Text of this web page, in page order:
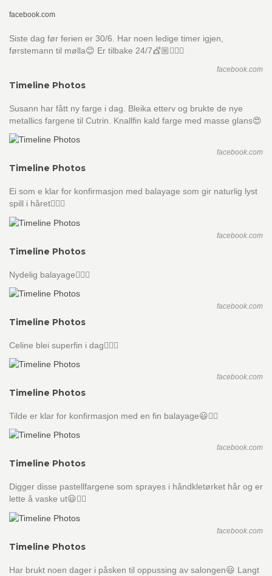
facebook.com
Siste dag før ferien er 30/6. Har noen ledige timer igjen,
førstemann til mølla😊 Er tilbake 24/7💇🏼💇🏼‍♂️
facebook.com
Timeline Photos
Susann har fått ny farge i dag. Bleika etterv og brukte de nye
metallics fargene til Cutrin. Knallfin kald farge med masse glans😍
facebook.com
Timeline Photos
Ei som e klar for konfirmasjon med balayage som gir naturlig lyst
spill i håret👌🏼😃
facebook.com
Timeline Photos
Nydelig balayage👌🏼😃
facebook.com
Timeline Photos
Celine blei superfin i dag👌🏼😃
facebook.com
Timeline Photos
Tilde er klar for konfirmasjon med en fin balayage😃👌🏼
facebook.com
Timeline Photos
Digger disse pastellfargene som sprayes i håndkletørket hår og er
lette å vaske ut😃👍🏼
facebook.com
Timeline Photos
Har brukt noen dager i påsken til oppussing av salongen😃 Langt